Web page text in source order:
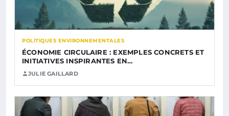
POLITIQUES ENVIRONNEMENTALES
ÉCONOMIE CIRCULAIRE : EXEMPLES CONCRETS ET
INITIATIVES INSPIRANTES EN…
JULIE GAILLARD